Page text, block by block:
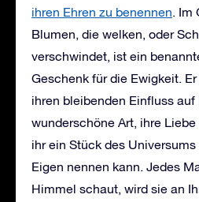
ihren Ehren zu benennen. Im
Blumen, die welken, oder
verschwindet, ist ein
Geschenk für die Ewigkeit.
ihren bleibenden Einfluss auf
wunderschöne Art, ihre
ihr ein Stück des
Eigen nennen kann. Jedes
Himmel schaut, wird sie an